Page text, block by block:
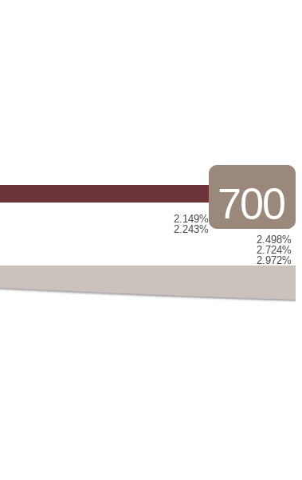
700
2.149%
2.243%
2.498%
2.724%
2.972%